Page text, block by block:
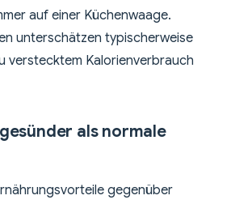
auf einer Küchenwaage.
unterschätzen typischerweise
verstecktem Kalorienverbrauch
als normale
gegenüber